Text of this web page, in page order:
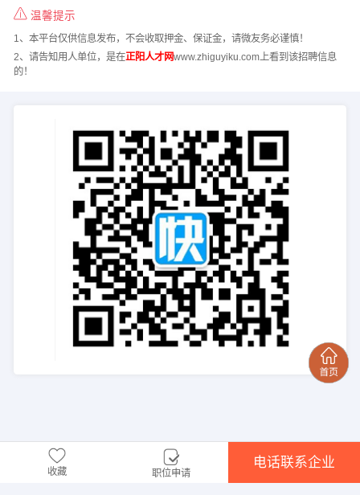
温馨提示
1、本平台仅供信息发布，不会收取押金、保证金，请微友务必谨慎！
2、请告知用人单位，是在正阳人才网www.zhiguyiku.com上看到该招聘信息
的！
收藏 职位申请
电话联系企业